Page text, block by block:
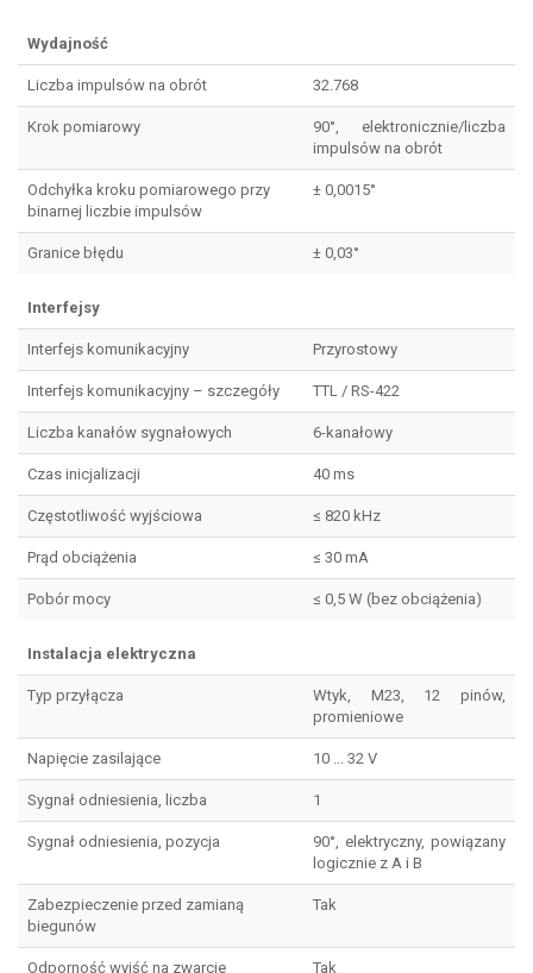
Wydajność
Liczba impulsów na obrót 32.768
Krok pomiarowy
90°, elektronicznie/liczba
impulsów na obrót
Odchyłka kroku pomiarowego przy
binarnej liczbie impulsów
± 0,0015°
Granice błędu ± 0,03°
Interfejsy
Interfejs komunikacyjny Przyrostowy
Interfejs komunikacyjny – szczegóły TTL / RS-422
Liczba kanałów sygnałowych 6-kanałowy
Czas inicjalizacji 40 ms
Częstotliwość wyjściowa ≤ 820 kHz
Prąd obciążenia ≤ 30 mA
Pobór mocy ≤ 0,5 W (bez obciążenia)
Instalacja elektryczna
Typ przyłącza
Wtyk, M23, 12 pinów,
promieniowe
Napięcie zasilające 10 ... 32 V
Sygnał odniesienia, liczba 1
Sygnał odniesienia, pozycja
90°, elektryczny, powiązany
logicznie z A i B
Zabezpieczenie przed zamianą
biegunów
Tak
Odporność wyjść na zwarcie Tak